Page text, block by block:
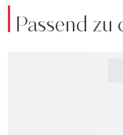
Passend zu